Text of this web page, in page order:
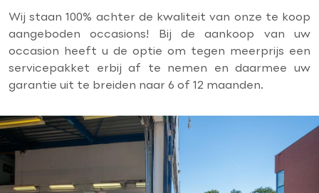
Wij staan 100% achter de kwaliteit van onze te koop
aangeboden occasions! Bij de aankoop van uw
occasion heeft u de optie om tegen meerprijs een
servicepakket erbij af te nemen en daarmee uw
garantie uit te breiden naar 6 of 12 maanden.